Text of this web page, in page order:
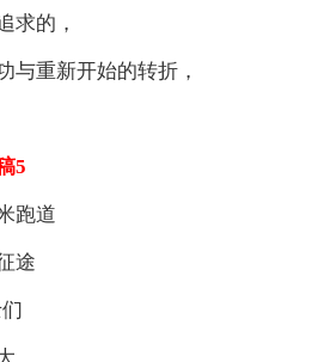
求的，
与重新开始的转折，
5
跑道
途